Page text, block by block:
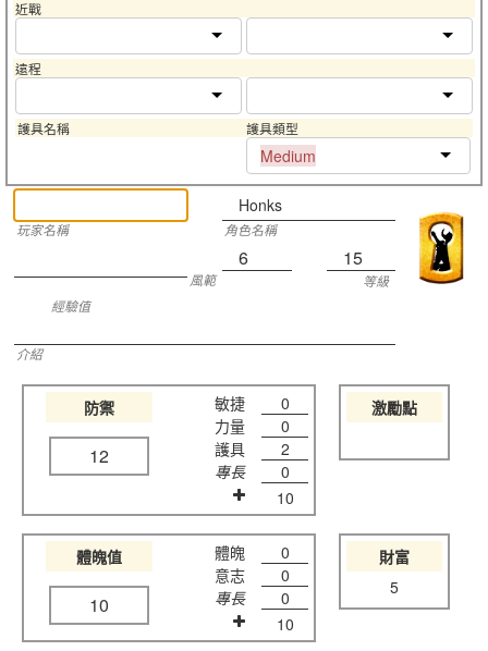
近戰
遠程
護具名稱 護具類型
Medium
Honks
玩家名稱 角色名稱
6 15
風範
等級
經驗值
介紹
防禦
12
敏捷
0
力量
0
護具
2
專長
0
10
激勵點
體魄值
10
體魄
0
意志
0
專長
0
10
財富
5